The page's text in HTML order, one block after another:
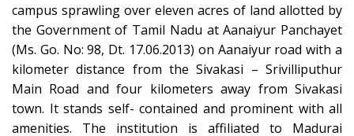
campus sprawling over eleven acres of land allotted by
the Government of Tamil Nadu at Aanaiyur Panchayet
(Ms. Go. No: 98, Dt. 17.06.2013) on Aanaiyur road with a
kilometer distance from the Sivakasi – Srivilliputhur
Main Road and four kilometers away from Sivakasi
town. It stands self- contained and prominent with all
amenities. The institution is affiliated to Madurai